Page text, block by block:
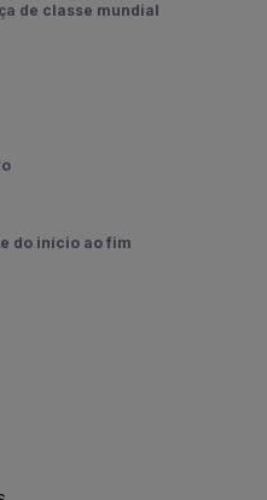
de classe mundial
do início ao fim